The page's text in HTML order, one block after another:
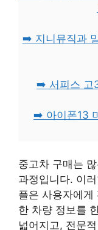
➡️ 지니뮤직과
➡️ 서피스 고
➡️ 아이폰13
중고차 구매는
과정입니다. 이
플은 사용자에
한 차량 정보를
넓어지고, 전문